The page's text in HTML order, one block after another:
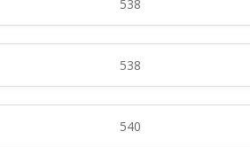
538
538
540